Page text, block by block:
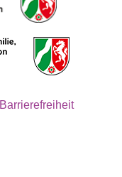
Barrierefreiheit